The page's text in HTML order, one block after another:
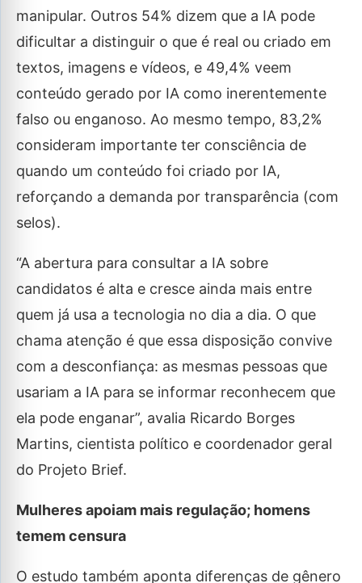
manipular. Outros 54% dizem que a IA pode
dificultar a distinguir o que é real ou criado em
textos, imagens e vídeos, e 49,4% veem
conteúdo gerado por IA como inerentemente
falso ou enganoso. Ao mesmo tempo, 83,2%
consideram importante ter consciência de
quando um conteúdo foi criado por IA,
reforçando a demanda por transparência (com
selos).
“A abertura para consultar a IA sobre
candidatos é alta e cresce ainda mais entre
quem já usa a tecnologia no dia a dia. O que
chama atenção é que essa disposição convive
com a desconfiança: as mesmas pessoas que
usariam a IA para se informar reconhecem que
ela pode enganar”, avalia Ricardo Borges
Martins, cientista político e coordenador geral
do Projeto Brief.
Mulheres apoiam mais regulação; homens
temem censura
O estudo também aponta diferenças de gênero